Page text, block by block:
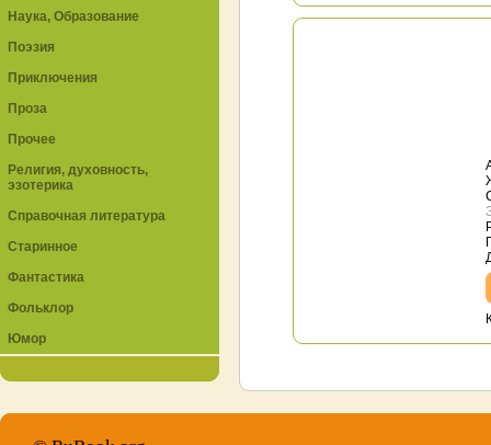
Наука, Образование
Поэзия
Приключения
Проза
Прочее
Религия, духовность,
эзотерика
Справочная литература
Старинное
Фантастика
Фольклор
Юмор